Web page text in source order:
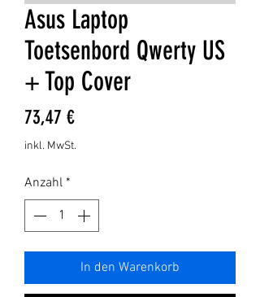
Asus Laptop
Toetsenbord Qwerty US
+ Top Cover
73,47 €Preis
inkl. MwSt.
Anzahl *
In den Warenkorb